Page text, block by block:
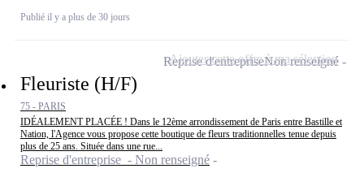
Publié il y a plus de 30 jours
Fleuriste (H/F)
75 - PARIS
IDÉALEMENT PLACÉE ! Dans le 12ème arrondissement de Paris entre Bastille et
Nation, l'Agence vous propose cette boutique de fleurs traditionnelles tenue depuis
plus de 25 ans. Située dans une rue...
Reprise d'entreprise - Non renseigné
Reprise d'entrepriseNon renseigné
Ajouter cette offre à ma sélection